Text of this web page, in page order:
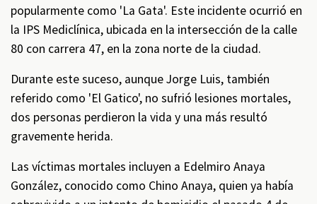
popularmente como 'La Gata'. Este incidente ocurrió en
la IPS Mediclínica, ubicada en la intersección de la calle
80 con carrera 47, en la zona norte de la ciudad.
Durante este suceso, aunque Jorge Luis, también
referido como 'El Gatico', no sufrió lesiones mortales,
dos personas perdieron la vida y una más resultó
gravemente herida.
Las víctimas mortales incluyen a Edelmiro Anaya
González, conocido como Chino Anaya, quien ya había